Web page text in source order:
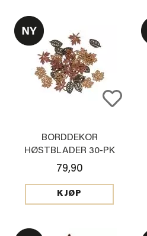
BORDDEKOR
HØSTBLADER 30-PK
79,90
KJØP